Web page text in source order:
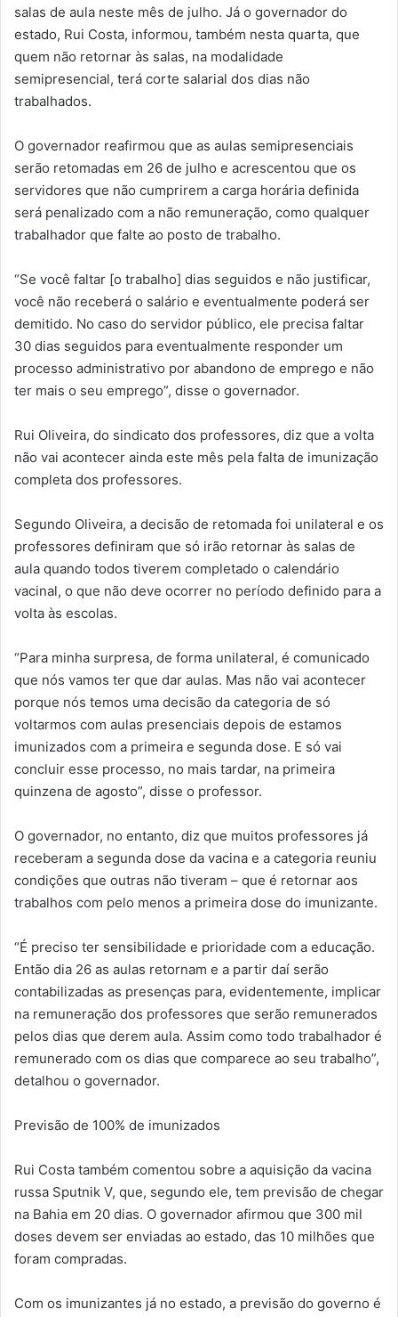
salas de aula neste mês de julho. Já o governador do
estado, Rui Costa, informou, também nesta quarta, que
quem não retornar às salas, na modalidade
semipresencial, terá corte salarial dos dias não
trabalhados.
O governador reafirmou que as aulas semipresenciais
serão retomadas em 26 de julho e acrescentou que os
servidores que não cumprirem a carga horária definida
será penalizado com a não remuneração, como qualquer
trabalhador que falte ao posto de trabalho.
“Se você faltar [o trabalho] dias seguidos e não justificar,
você não receberá o salário e eventualmente poderá ser
demitido. No caso do servidor público, ele precisa faltar
30 dias seguidos para eventualmente responder um
processo administrativo por abandono de emprego e não
ter mais o seu emprego”, disse o governador.
Rui Oliveira, do sindicato dos professores, diz que a volta
não vai acontecer ainda este mês pela falta de imunização
completa dos professores.
Segundo Oliveira, a decisão de retomada foi unilateral e os
professores definiram que só irão retornar às salas de
aula quando todos tiverem completado o calendário
vacinal, o que não deve ocorrer no período definido para a
volta às escolas.
“Para minha surpresa, de forma unilateral, é comunicado
que nós vamos ter que dar aulas. Mas não vai acontecer
porque nós temos uma decisão da categoria de só
voltarmos com aulas presenciais depois de estamos
imunizados com a primeira e segunda dose. E só vai
concluir esse processo, no mais tardar, na primeira
quinzena de agosto”, disse o professor.
O governador, no entanto, diz que muitos professores já
receberam a segunda dose da vacina e a categoria reuniu
condições que outras não tiveram – que é retornar aos
trabalhos com pelo menos a primeira dose do imunizante.
“É preciso ter sensibilidade e prioridade com a educação.
Então dia 26 as aulas retornam e a partir daí serão
contabilizadas as presenças para, evidentemente, implicar
na remuneração dos professores que serão remunerados
pelos dias que derem aula. Assim como todo trabalhador é
remunerado com os dias que comparece ao seu trabalho”,
detalhou o governador.
Previsão de 100% de imunizados
Rui Costa também comentou sobre a aquisição da vacina
russa Sputnik V, que, segundo ele, tem previsão de chegar
na Bahia em 20 dias. O governador afirmou que 300 mil
doses devem ser enviadas ao estado, das 10 milhões que
foram compradas.
Com os imunizantes já no estado, a previsão do governo é